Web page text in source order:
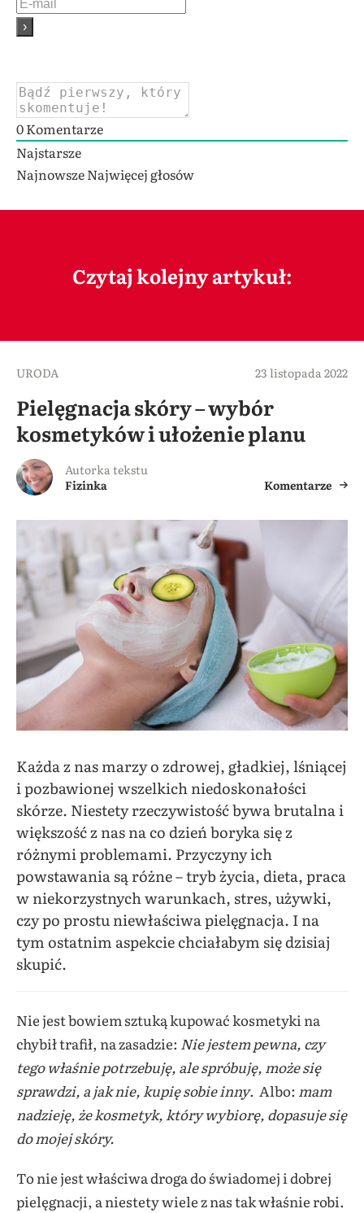
0Komentarze
Najstarsze
NajnowszeNajwięcej głosów
Czytaj kolejny artykuł:
URODA 23 listopada 2022
Pielęgnacja skóry – wybór
kosmetyków i ułożenie planu
Autorka tekstu
Fizinka
Komentarze
Każda z nas marzy o zdrowej, gładkiej, lśniącej
i pozbawionej wszelkich niedoskonałości
skórze. Niestety rzeczywistość bywa brutalna i
większość z nas na co dzień boryka się z
różnymi problemami. Przyczyny ich
powstawania są różne – tryb życia, dieta, praca
w niekorzystnych warunkach, stres, używki,
czy po prostu niewłaściwa pielęgnacja. I na
tym ostatnim aspekcie chciałabym się dzisiaj
skupić.
Nie jest bowiem sztuką kupować kosmetyki na
chybił trafił, na zasadzie: Nie jestem pewna, czy
tego właśnie potrzebuję, ale spróbuję, może się
sprawdzi, a jak nie, kupię sobie inny. Albo: mam
nadzieję, że kosmetyk, który wybiorę, dopasuje się
do mojej skóry.
To nie jest właściwa droga do świadomej i dobrej
pielęgnacji, a niestety wiele z nas tak właśnie robi.